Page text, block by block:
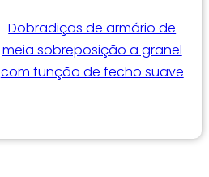
Dobradiças de armário de
meia sobreposição a granel
com função de fecho suave